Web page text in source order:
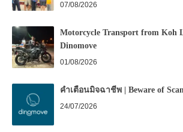
07/08/2026
Motorcycle Transport from Koh
Dinomove
01/08/2026
คำเตือนมิจฉาชีพ | Beware of
24/07/2026